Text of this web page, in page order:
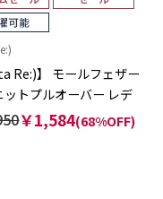
Re:)】 モールフェザー
ットプルオーバー レデ
￥1,584(68%OFF)